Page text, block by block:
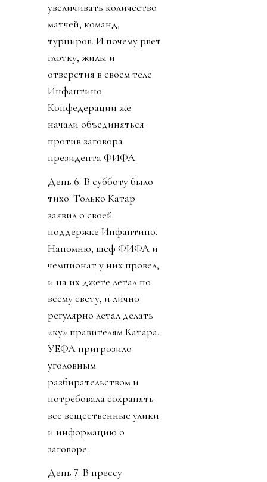
увеличивать количество
матчей, команд,
турниров. И почему рвет
глотку, жилы и
отверстия в своем теле
Инфантино.
Конфедерации же
начали объединяться
против заговора
президента ФИФА.
День 6. В субботу было
тихо. Только Катар
заявил о своей
поддержке Инфантино.
Напомню, шеф ФИФА и
чемпионат у них провел,
и на их джете летал по
всему свету, и лично
регулярно летал делать
«ку» правителям Катара.
УЕФА пригрозило
уголовным
разбирательством и
потребовала сохранять
все вещественные улики
и информацию о
заговоре.
День 7. В прессу